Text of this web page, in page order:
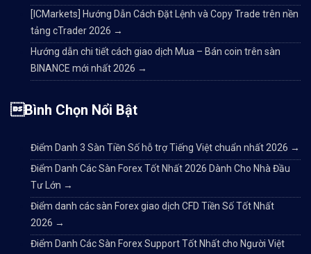
[ICMarkets] Hướng Dẫn Cách Đặt Lệnh và Copy Trade trên nền
tảng cTrader 2026 →
Hướng dẫn chi tiết cách giao dịch Mua – Bán coin trên sàn
BINANCE mới nhất 2026 →
Bình Chọn Nổi Bật
Điểm Danh 3 Sàn Tiền Số hỗ trợ Tiếng Việt chuẩn nhất 2026 →
Điểm Danh Các Sàn Forex Tốt Nhất 2026 Dành Cho Nhà Đầu
Tư Lớn →
Điểm danh các sàn Forex giao dịch CFD Tiền Số Tốt Nhất
2026 →
Điểm Danh Các Sàn Forex Support Tốt Nhất cho Người Việt